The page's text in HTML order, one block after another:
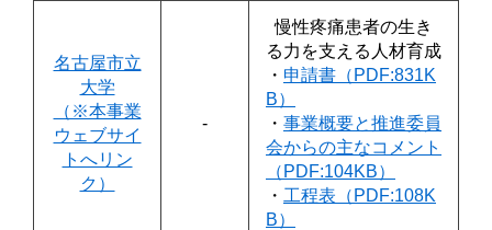
名古屋市立
大学
（※本事業
ウェブサイ
トへリン
ク）
-
慢性疼痛患者の生き
る力を支える人材育成
・ 申請書（PDF:831K
B）
・ 事業概要と推進委員
会からの主なコメント
（PDF:104KB）
・ 工程表（PDF:108K
B）